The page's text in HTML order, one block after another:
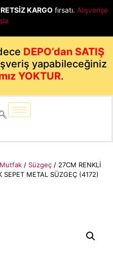
KARGO fırsatı. Alışverişe
DEPO’dan SATIŞ
yapabileceğiniz
YOKTUR.
/ Süzgeç / 27CM RENKLİ
SEPET METAL SÜZGEÇ (4172)